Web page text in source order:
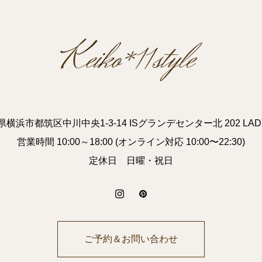
横浜市都筑区中川中央1-3-14 ISグランデセンター北 202
営業時間 10:00～18:00 (オンライン対応 10:00〜22:30)
定休日 日曜・祝日
ご予約＆お問い合わせ